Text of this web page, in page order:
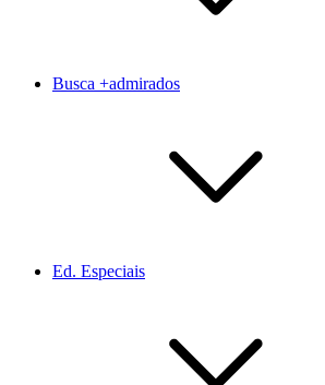
Busca +admirados
Ed. Especiais